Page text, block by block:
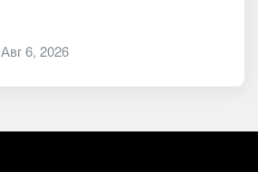
Авг 6, 2026